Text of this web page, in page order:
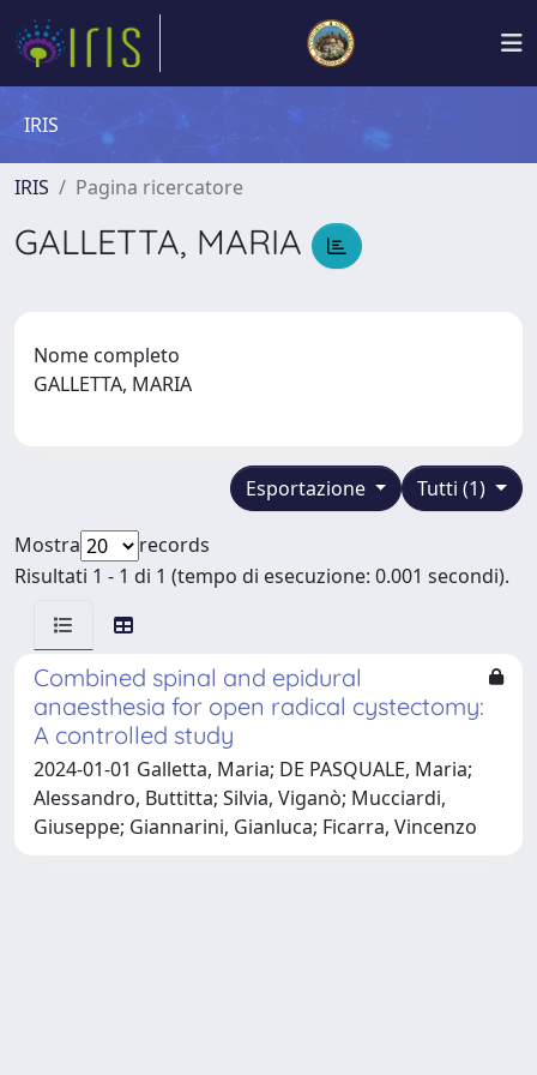
IRIS
IRIS Pagina ricercatore
GALLETTA, MARIA
Nome completo
GALLETTA, MARIA
Tutti (1)
Esportazione
Mostra
records
Risultati 1 - 1 di 1 (tempo di esecuzione: 0.001 secondi).
Combined spinal and epidural
anaesthesia for open radical cystectomy:
A controlled study
2024-01-01 Galletta, Maria; DE PASQUALE, Maria;
Alessandro, Buttitta; Silvia, Viganò; Mucciardi,
Giuseppe; Giannarini, Gianluca; Ficarra, Vincenzo